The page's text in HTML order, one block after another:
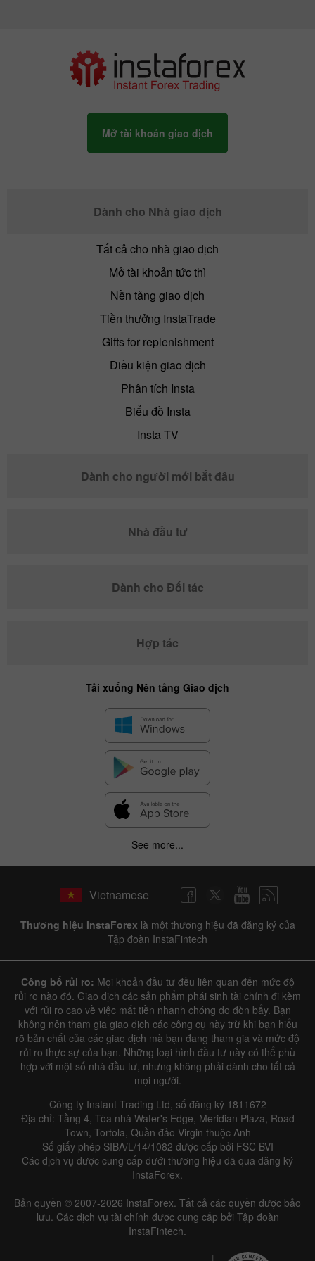
Mở tài khoản giao dịch
Dành cho Nhà giao dịch
Tất cả cho nhà giao dịch
Mở tài khoản tức thì
Nền tảng giao dịch
Tiền thưởng InstaTrade
Gifts for replenishment
Điều kiện giao dịch
Phân tích Insta
Biểu đồ Insta
Insta TV
Dành cho người mới bắt đầu
Nhà đầu tư
Dành cho Đối tác
Hợp tác
Tải xuống Nền tảng Giao dịch
See more...
Vietnamese
Thương hiệu InstaForex là một thương hiệu đã đăng ký của
Tập đoàn InstaFintech
Công bố rủi ro: Mọi khoản đầu tư đều liên quan đến mức độ
rủi ro nào đó. Giao dịch các sản phẩm phái sinh tài chính đi kèm
với rủi ro cao về việc mất tiền nhanh chóng do đòn bẩy. Bạn
không nên tham gia giao dịch các công cụ này trừ khi bạn hiểu
rõ bản chất của các giao dịch mà bạn đang tham gia và mức độ
rủi ro thực sự của bạn. Những loại hình đầu tư này có thể phù
hợp với một số nhà đầu tư, nhưng không phải dành cho tất cả
mọi người.
Công ty Instant Trading Ltd, số đăng ký 1811672
Địa chỉ: Tầng 4, Tòa nhà Water's Edge, Meridian Plaza, Road
Town, Tortola, Quần đảo Virgin thuộc Anh
Số giấy phép SIBA/L/14/1082 được cấp bởi FSC BVI
Các dịch vụ được cung cấp dưới thương hiệu đã qua đăng ký
InstaForex.
Bản quyền © 2007-2026 InstaForex. Tất cả các quyền được bảo
lưu. Các dịch vụ tài chính được cung cấp bởi Tập đoàn
InstaFintech.